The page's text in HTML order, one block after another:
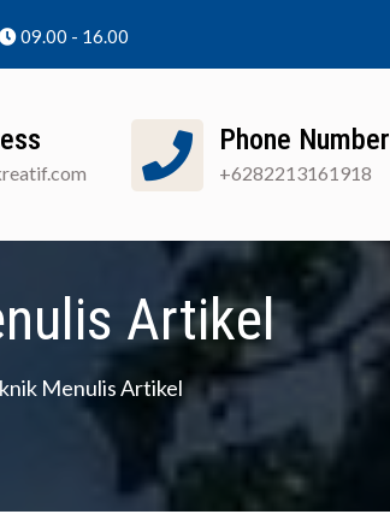
09.00 - 16.00
Phone Number
+6282213161918
Artikel
Menulis Artikel